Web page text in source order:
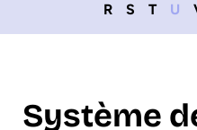
R
S T U
Système